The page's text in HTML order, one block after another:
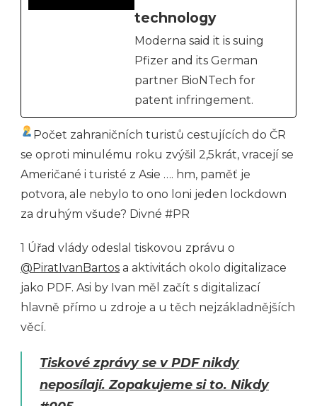
technology
Moderna said it is suing
Pfizer and its German
partner BioNTech for
patent infringement.
Počet zahraničních turistů cestujících do ČR
se oproti minulému roku zvýšil 2,5krát, vracejí se
Američané i turisté z Asie …. hm, paměť je
potvora, ale nebylo to ono loni jeden lockdown
za druhým všude? Divné #PR
1 Úřad vlády odeslal tiskovou zprávu o
@PiratIvanBartos a aktivitách okolo digitalizace
jako PDF. Asi by Ivan měl začít s digitalizací
hlavně přímo u zdroje a u těch nejzákladnějších
věcí.
Tiskové zprávy se v PDF nikdy
neposílají. Zopakujeme si to. Nikdy